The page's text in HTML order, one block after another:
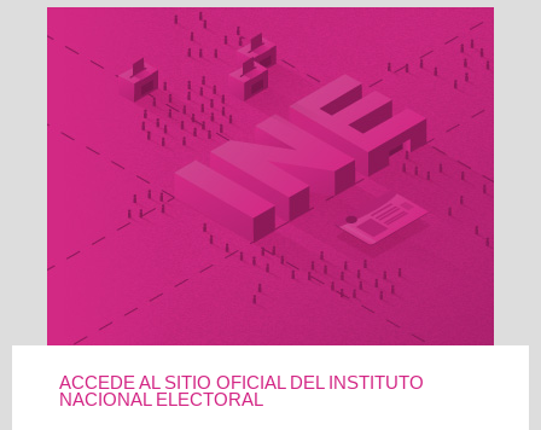
ACCEDE AL SITIO OFICIAL DEL INSTITUTO
NACIONAL ELECTORAL